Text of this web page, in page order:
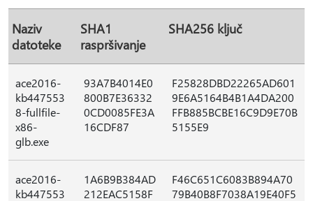
Naziv
datoteke
SHA1
raspršivanje
SHA256 ključ
ace2016-
kb447553
8-fullfile-
x86-
glb.exe
93A7B4014E0
800B7E36332
0CD0085FE3A
16CDF87
F25828DBD22265AD601
9E6A5164B4B1A4DA200
FFB885BCBE16C9D9E70B
5155E9
ace2016-
kb447553
1A6B9B384AD
212EAC5158F
F46C651C6083B894A70
79B40B8F7038A19E40F5